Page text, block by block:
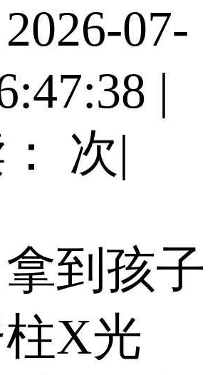
07-
|
次|
孩子
X光